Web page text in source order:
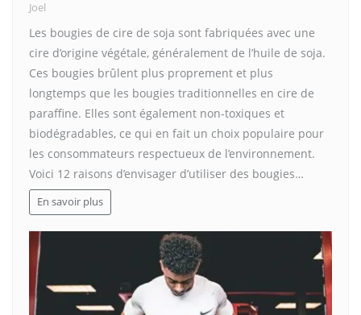
Joel
Les bougies de cire de soja sont fabriquées avec une
cire d’origine végétale, généralement de l’huile de soja.
Ces bougies brûlent plus proprement et plus
longtemps que les bougies traditionnelles en cire de
paraffine. Elles sont également non-toxiques et
biodégradables, ce qui en fait un choix populaire pour
les consommateurs respectueux de l’environnement.
Voici 12 raisons d’envisager d’utiliser des bougies…
En savoir plus